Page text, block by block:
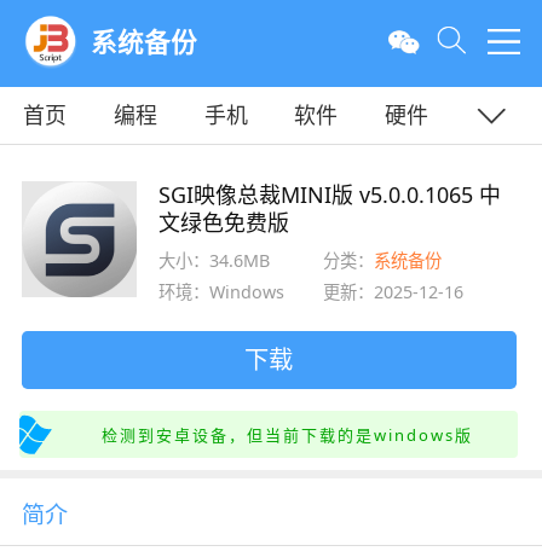
系统备份
首页 编程 手机 软件
硬件
SGI映像总裁MINI版 v5.0.0.1065 中
文绿色免费版
大小：34.6MB 分类： 系统备份
环境：Windows
更新：2025-12-16
下载
检测到安卓设备，但当前下载的是windows版
简介